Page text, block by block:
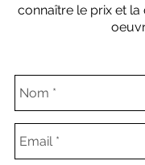
connaître le prix et